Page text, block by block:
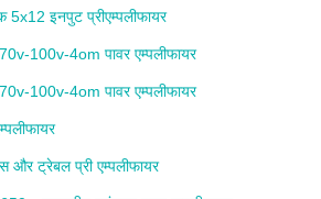
इनपुट प्रीएम्पलीफायर
100v-4om पावर एम्पलीफायर
100v-4om पावर एम्पलीफायर
ट्रेबल प्री एम्पलीफायर